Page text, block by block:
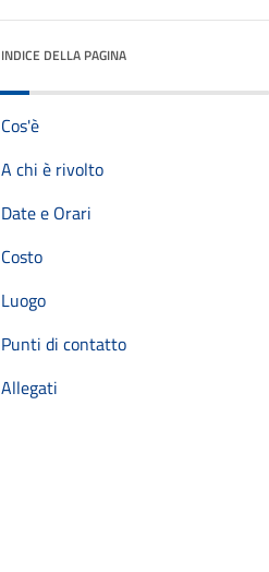
INDICE DELLA PAGINA
Cos'è
A chi è rivolto
Date e Orari
Costo
Luogo
Punti di contatto
Allegati